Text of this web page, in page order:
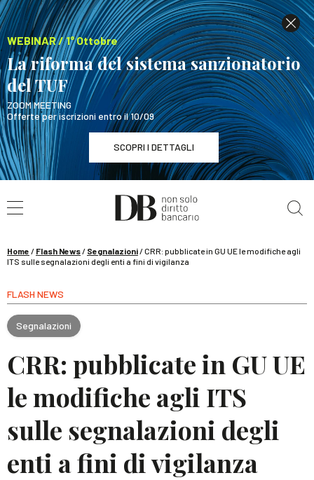
WEBINAR / 1° Ottobre
La riforma del sistema sanzionatorio
del TUF
ZOOM MEETING
Offerte per iscrizioni entro il 10/09
SCOPRI I DETTAGLI
WEBINAR / 1° Ottobre
La riforma del sistema sanzionatorio del TUF
Home / Flash News/ Segnalazioni/CRR: pubblicate in GU UE le modifiche agli
ITS sulle segnalazioni degli enti a fini di vigilanza
FLASH NEWS
Segnalazioni
CRR: pubblicate in GU UE
le modifiche agli ITS
sulle segnalazioni degli
enti a fini di vigilanza